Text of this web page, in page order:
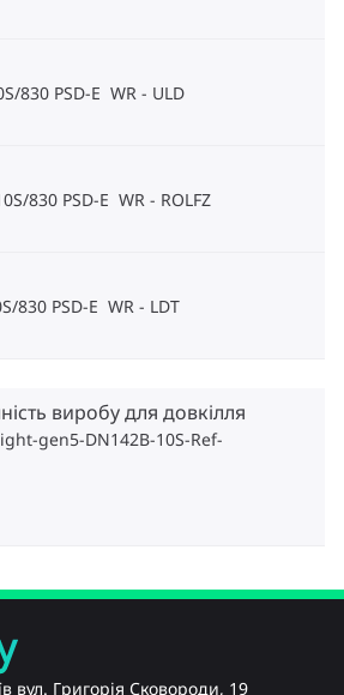
830 PSD-E WR ULD
830 PSD-E WR ROLFZ
830 PSD-E WR LDT
виробу для довкілля
gen5-DN142B-10S-Ref-
вул. Григорія Сковороди, 19